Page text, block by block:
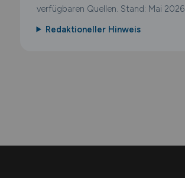
verfügbaren Quellen. Stand: Mai 2026.
Redaktioneller Hinweis